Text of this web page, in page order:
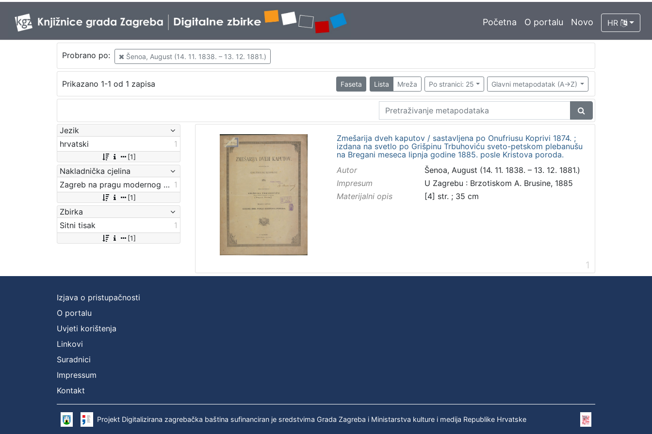
Početna O portalu Novo HR
Probrano po: Šenoa, August (14. 11. 1838. – 13. 12. 1881.)
Prikazano 1-1 od 1 zapisa Faseta Lista Mreža Po stranici: 25 Glavni metapodatak (A->Z)
Jezik
hrvatski
1
[1]
Nakladnička cjelina
Zagreb na pragu modernog doba 1
[1]
Zbirka
Sitni tisak
1
[1]
Zmešarija dveh kaputov / sastavljena po Onufriusu Koprivi 1874. ;
izdana na svetlo po Grišpinu Trbuhoviću sveto-petskom plebanušu
na Bregani meseca lipnja godine 1885. posle Kristova poroda.
Autor
Šenoa, August (14. 11. 1838. – 13. 12. 1881.)
Impresum
U Zagrebu : Brzotiskom A. Brusine, 1885
Materijalni opis
[4] str. ; 35 cm
1
Izjava o pristupačnosti
O portalu
Uvjeti korištenja
Linkovi
Suradnici
Impressum
Kontakt
Projekt Digitalizirana zagrebačka baština sufinanciran je sredstvima Grada Zagreba i Ministarstva kulture i medija Republike Hrvatske